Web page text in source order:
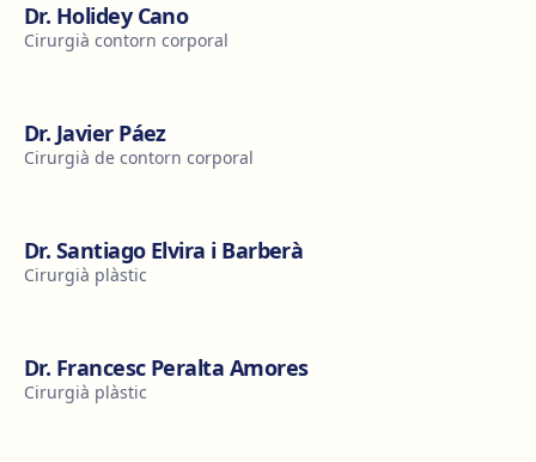
Dr. Holidey Cano
Cirurgià contorn corporal
Dr. Javier Páez
Cirurgià de contorn corporal
Dr. Santiago Elvira i Barberà
Cirurgià plàstic
Dr. Francesc Peralta Amores
Cirurgià plàstic